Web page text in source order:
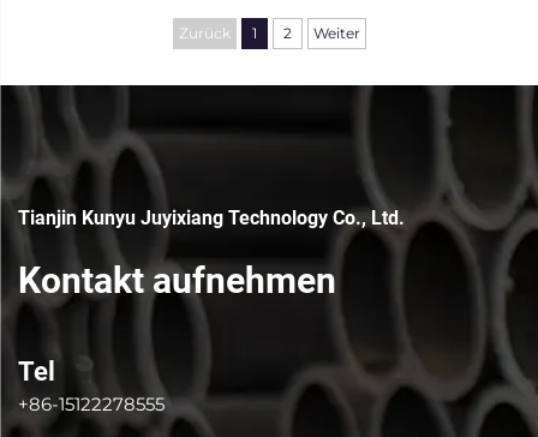
Zurück 1 2 Weiter
Tianjin Kunyu Juyixiang Technology Co., Ltd.
Kontakt aufnehmen
Tel
+86-15122278555